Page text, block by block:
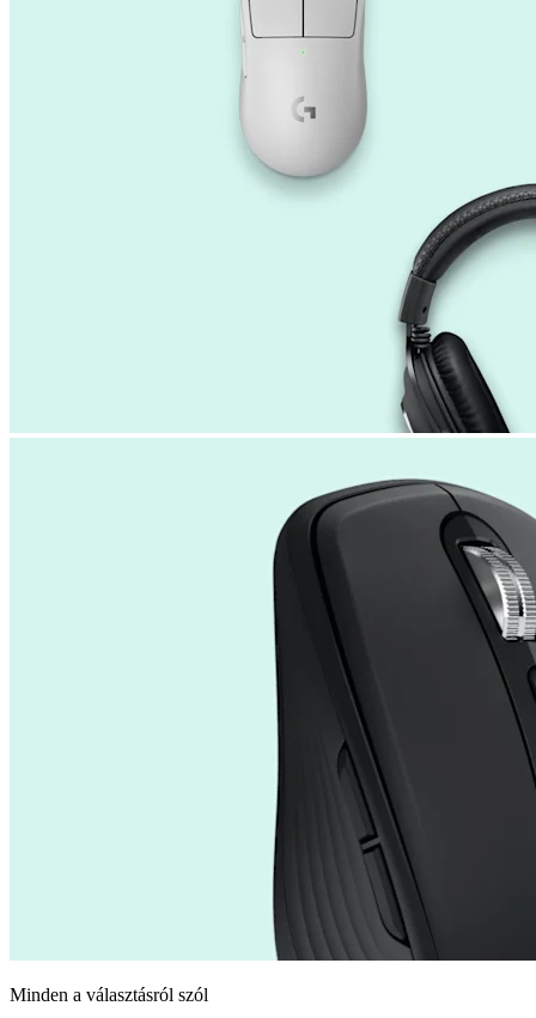
Minden a választásról szól